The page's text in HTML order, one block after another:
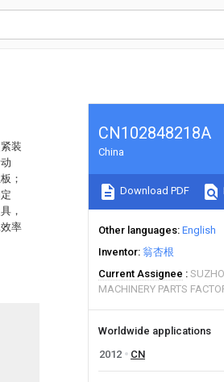
装
；
，
率
CN102848218A
China
Download PDF
Other languages English
Inventor 翁杏根
Current Assignee
MACHINERY PARTS
Worldwide applications
2012
CN